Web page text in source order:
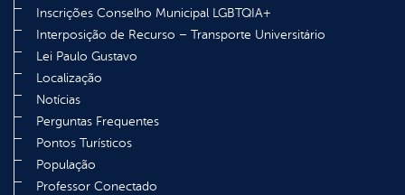
Inscrições Conselho Municipal LGBTQIA+
Interposição de Recurso – Transporte Universitário
Lei Paulo Gustavo
Localização
Notícias
Perguntas Frequentes
Pontos Turísticos
População
Professor Conectado